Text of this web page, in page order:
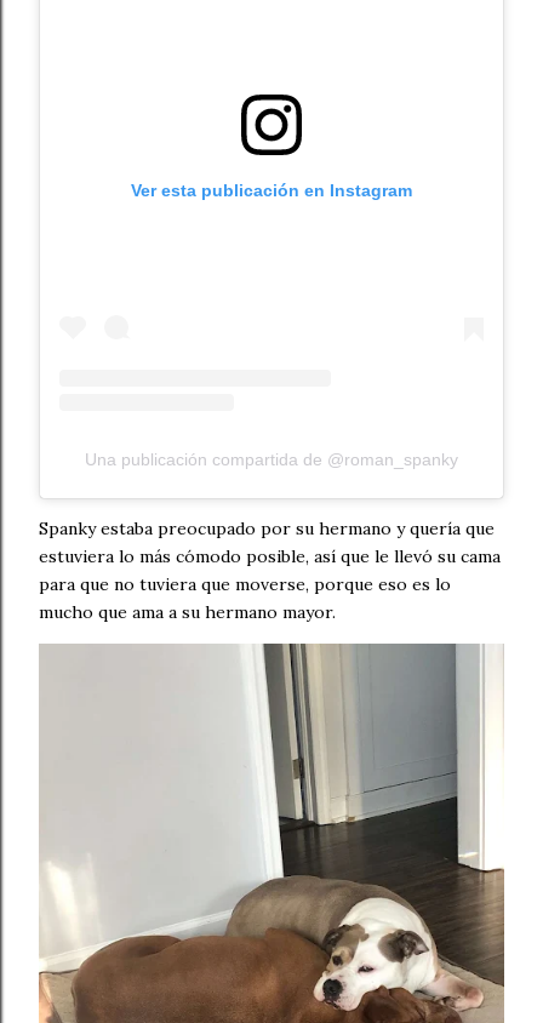
Ver esta publicación en Instagram
Una publicación compartida de @roman_spanky
Spanky estaba preocupado por su hermano y quería que
estuviera lo más cómodo posible, así que le llevó su cama
para que no tuviera que moverse, porque eso es lo
mucho que ama a su hermano mayor.